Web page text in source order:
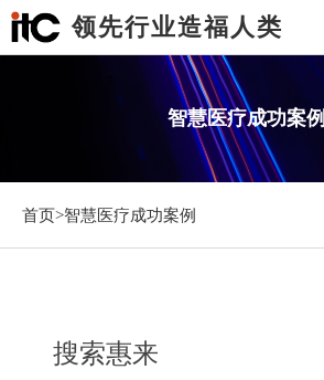
领先行业造福人类
智慧医疗成功案例
首页>智慧医疗成功案例
搜索惠来